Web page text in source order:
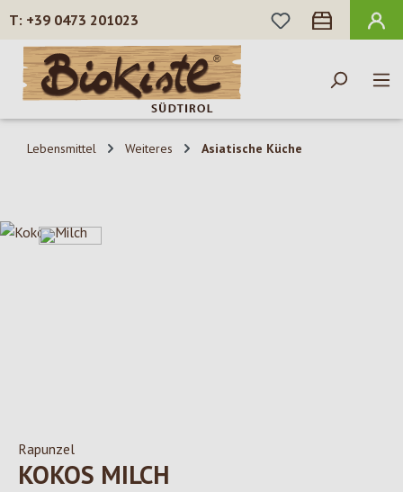
Zum Hauptinhalt springen
+39 0473 201023
DU HAST 0
Lebensmittel Weiteres Asiatische Küche
Bildergalerie überspringen
Rapunzel
KOKOS MILCH